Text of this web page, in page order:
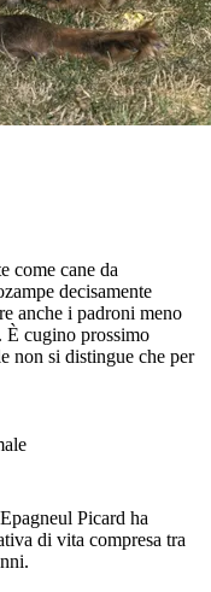
come cane da
decisamente
anche i padroni meno
È cugino prossimo
non si distingue che per
Picard ha
di vita compresa tra